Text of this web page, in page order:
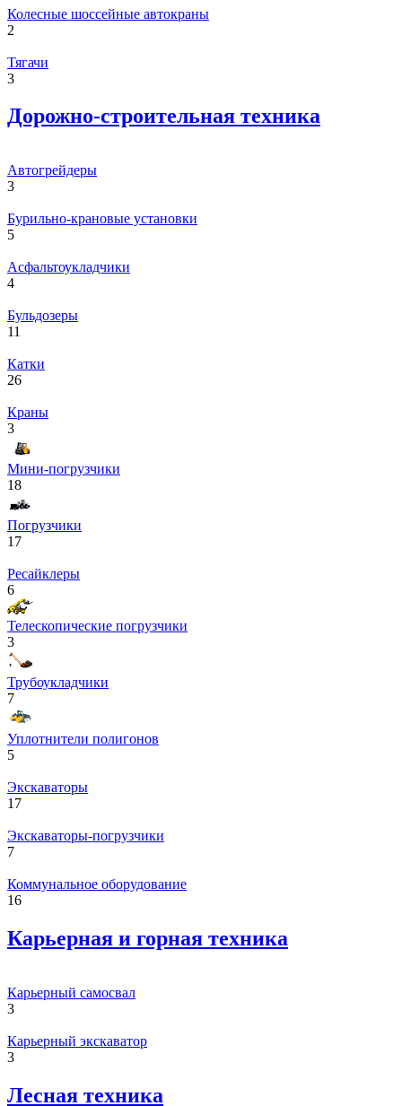
Колесные шоссейные автокраны
2
Тягачи
3
Дорожно-строительная техника
Автогрейдеры
3
Бурильно-крановые установки
5
Асфальтоукладчики
4
Бульдозеры
11
Катки
26
Краны
3
Мини-погрузчики
18
Погрузчики
17
Ресайклеры
6
Телескопические погрузчики
3
Трубоукладчики
7
Уплотнители полигонов
5
Экскаваторы
17
Экскаваторы-погрузчики
7
Коммунальное оборудование
16
Карьерная и горная техника
Карьерный самосвал
3
Карьерный экскаватор
3
Лесная техника